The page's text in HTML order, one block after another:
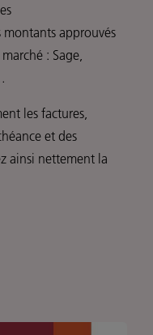
approuvés
: Sage,
les factures,
et des
ainsi nettement la